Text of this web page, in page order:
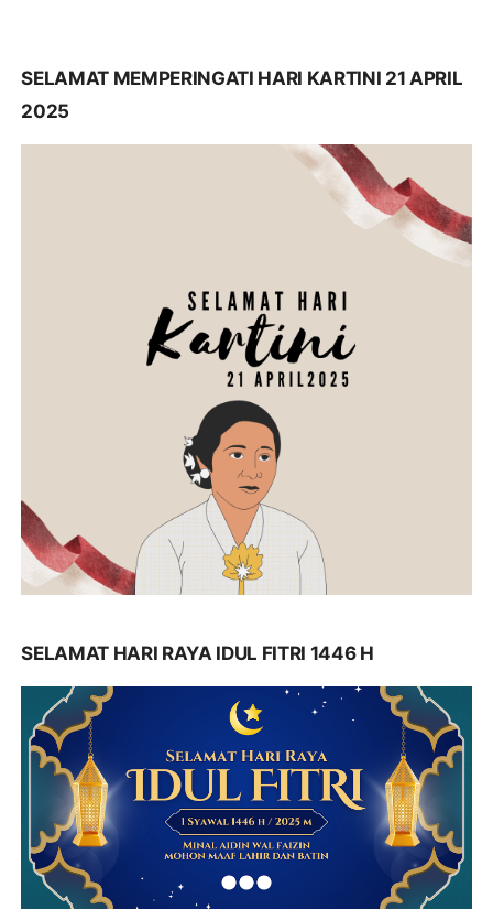
SELAMAT MEMPERINGATI HARI KARTINI 21 APRIL
2025
SELAMAT HARI RAYA IDUL FITRI 1446 H